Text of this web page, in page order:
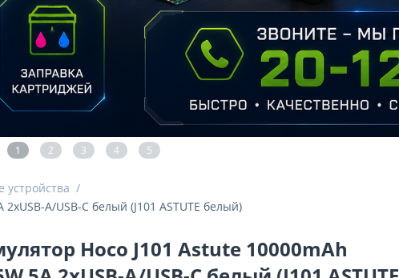
1 2 3 4 5
устройства /
A/USB-C белый (J101 ASTUTE белый)
Hoco J101 Astute 10000mAh